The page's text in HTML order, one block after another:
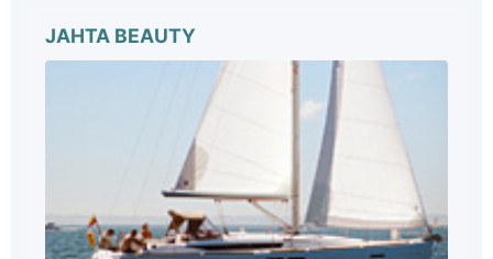
JAHTA BEAUTY